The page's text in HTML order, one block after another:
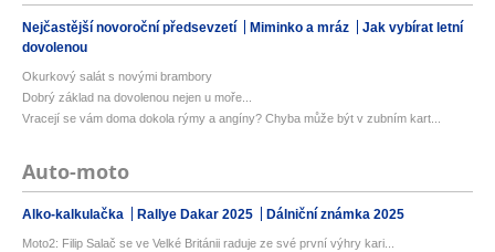
Nejčastější novoroční předsevzetí Miminko a mráz
Jak vybírat letní
dovolenou
Okurkový salát s novými brambory
Dobrý základ na dovolenou nejen u moře...
Vracejí se vám doma dokola rýmy a angíny? Chyba může být v zubním kart...
Auto-moto
Alko-kalkulačka Rallye Dakar 2025 Dálniční známka 2025
Moto2: Filip Salač se ve Velké Británii raduje ze své první výhry kari...